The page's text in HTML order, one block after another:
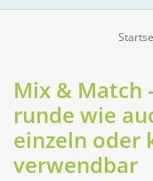
anlegen
NEU
Gedeckter Tisch
Mix & Match
runde wie
einzeln oder
verwendbar